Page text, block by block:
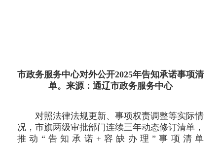
市政务服务中心对外公开2025年告知承诺事项清
单。来源：通辽市政务服务中心
对照法律法规更新、事项权责调整等实际情
况，市旗两级审批部门连续三年动态修订清单，
推动“告知承诺+容缺办理”事项清单